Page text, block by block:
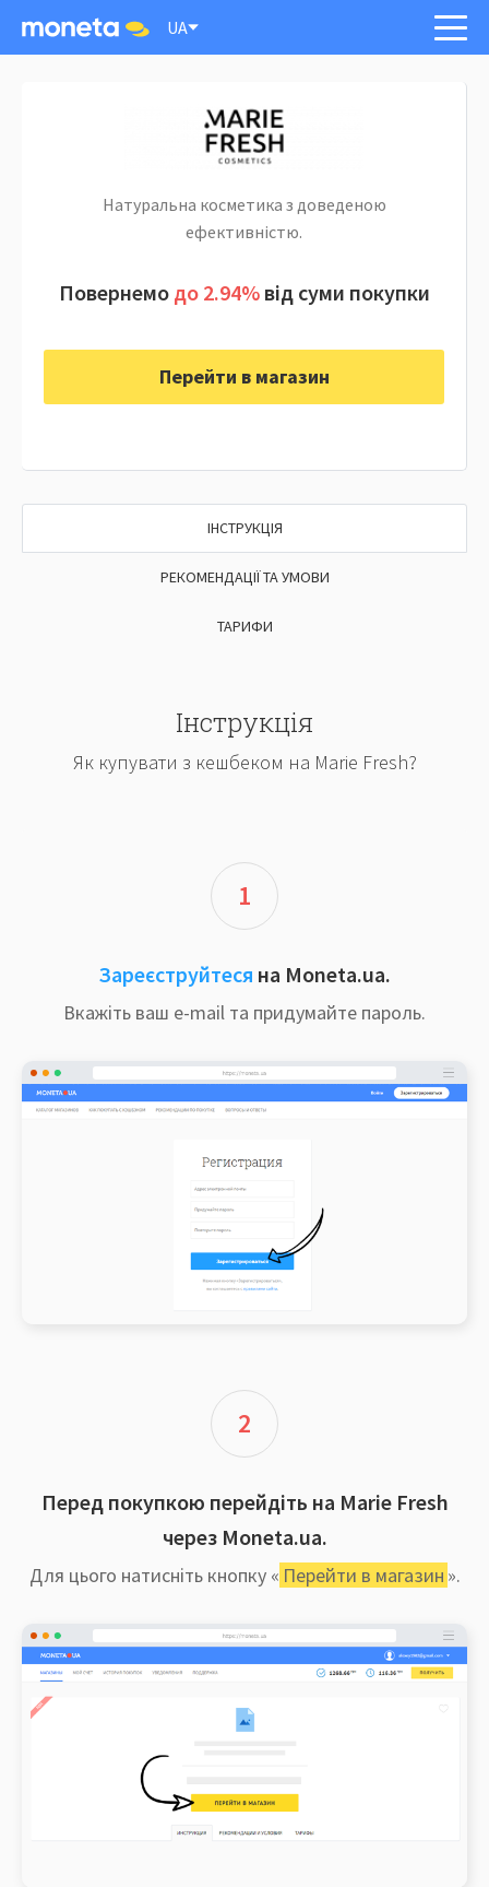
UA
Натуральна косметика з доведеною
ефективністю.
Повернемо до 2.94%від суми покупки
ІНСТРУКЦІЯ
РЕКОМЕНДАЦІЇ ТА УМОВИ
ТАРИФИ
Інструкція
Як купувати з кешбеком на Marie Fresh?
1
Зареєструйтеся на Moneta.ua.
Вкажіть ваш e-mail та придумайте пароль.
2
Перед покупкою перейдіть на Marie Fresh
через Moneta.ua.
Для цього натисніть кнопку « Перейти в магазин ».